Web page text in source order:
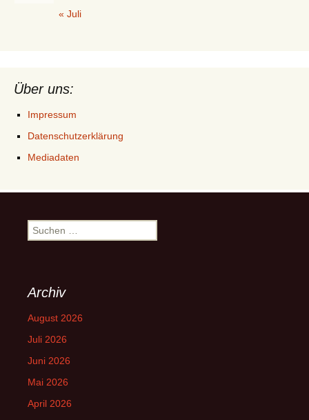
« Juli
Über uns:
Impressum
Datenschutzerklärung
Mediadaten
Suchen
nach:
Archiv
August 2026
Juli 2026
Juni 2026
Mai 2026
April 2026